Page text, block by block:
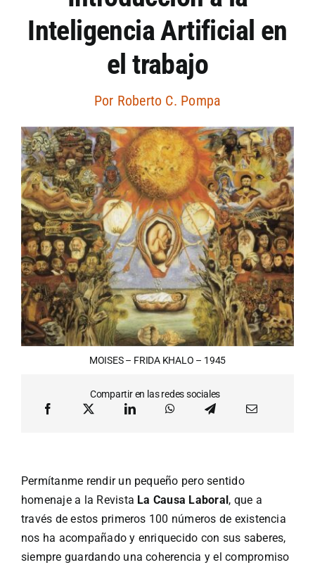
Artículos por autor
Artículos por sección
Inteligencia Artificial en
el trabajo
Por Roberto C. Pompa
MOISES – FRIDA KHALO – 1945
Compartir en las redes sociales
Permítanme rendir un pequeño pero sentido
homenaje a la Revista La Causa Laboral, que a
través de estos primeros 100 números de existencia
nos ha acompañado y enriquecido con sus saberes,
siempre guardando una coherencia y el compromiso